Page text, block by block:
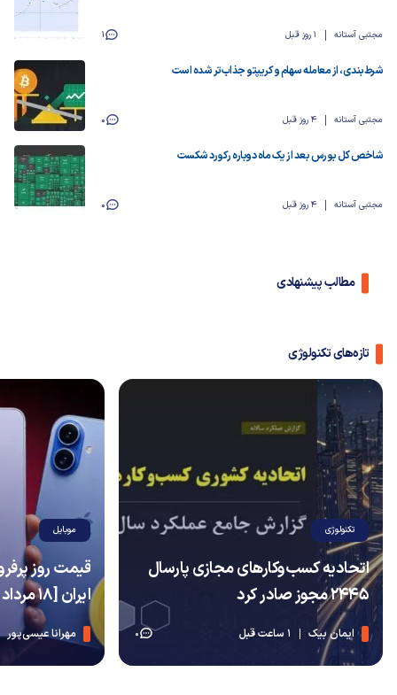
مجتبی آستانه 1 روز قبل 1
شرط‌بندی، از معامله سهام و کریپتو جذاب‌تر شده است
مجتبی آستانه 4 روز قبل 0
شاخص کل بورس بعد از یک ماه دوباره رکورد شکست
مجتبی آستانه 4 روز قبل 0
مطالب پیشنهادی
تازه‌های تکنولوژی
تکنولوژی
اتحادیه کسب‌وکارهای مجازی پارسال
۲۴۴۵ مجوز صادر کرد
ایمان بیک 1 ساعت قبل 0
موبایل
قیمت روز
ایران [18 مرداد 1405]
مهرانا عیسی‌پور